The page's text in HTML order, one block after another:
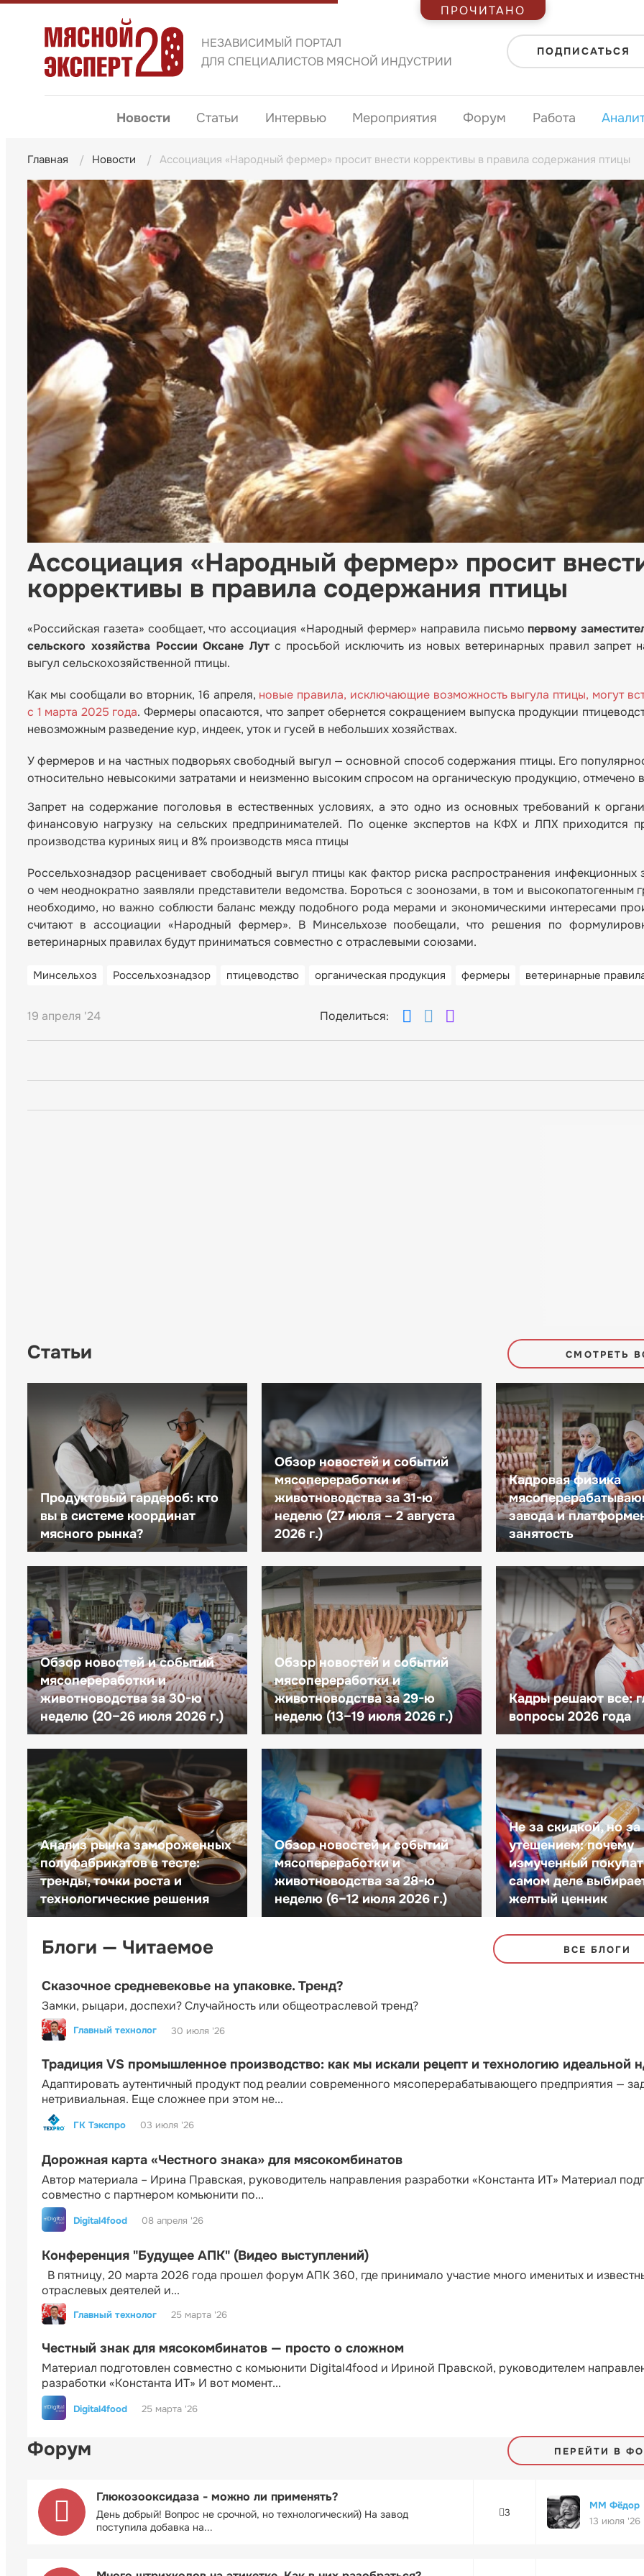
НЕЗАВИСИМЫЙ ПОРТАЛ
ДЛЯ СПЕЦИАЛИСТОВ МЯСНОЙ ИНДУСТРИИ
ПОДПИСАТЬСЯ
Новости Статьи Интервью Мероприятия Форум Работа
Главная Новости Ассоциация «Народный фермер» просит внести коррективы в правила содержания птицы
Ассоциация «Народный фермер» просит
коррективы в правила содержания птицы
«Российская газета» сообщает, что ассоциация «Народный фермер» направила письмопервому
сельского хозяйства России Оксане Лут с просьбой исключить из новых ветеринарных правил запрет
выгул сельскохозяйственной птицы.
Как мы сообщали во вторник, 16 апреля, новые правила, исключающие возможность выгула птицы, могут
с 1 марта 2025 года. Фермеры опасаются, что запрет обернется сокращением выпуска продукции
невозможным разведение кур, индеек, уток и гусей в небольших хозяйствах.
У фермеров и на частных подворьях свободный выгул — основной способ содержания птицы. Его
относительно невысокими затратами и неизменно высоким спросом на органическую продукцию, отмечено
Запрет на содержание поголовья в естественных условиях, а это одно из основных требований к
финансовую нагрузку на сельских предпринимателей. По оценке экспертов на КФХ и ЛПХ приходится
производства куриных яиц и 8% производств мяса птицы
Россельхознадзор расценивает свободный выгул птицы как фактор риска распространения инфекционных
о чем неоднократно заявляли представители ведомства. Бороться с зоонозами, в том и высокопатогенным
необходимо, но важно соблюсти баланс между подобного рода мерами и экономическими интересами
считают в ассоциации «Народный фермер». В Минсельхозе пообещали, что решения по
ветеринарных правилах будут приниматься совместно с отраслевыми союзами.
Минсельхоз Россельхознадзор птицеводство органическая продукция фермеры ветеринарные
19 апреля '24 Поделиться:
Статьи СМОТРЕТЬ
Продуктовый гардероб: кто
вы в системе координат
мясного рынка?
Обзор новостей и событий
мясопереработки и
животноводства за 31-ю
неделю (27 июля – 2 августа
2026 г.)
Кадровая физика
завода и
занятость
Обзор новостей и событий
мясопереработки и
животноводства за 30-ю
неделю (20–26 июля 2026 г.)
Обзор новостей и событий
мясопереработки и
животноводства за 29-ю
неделю (13–19 июля 2026 г.)
Кадры решают все:
вопросы 2026 года
Анализ рынка замороженных
полуфабрикатов в тесте:
тренды, точки роста и
технологические решения
Обзор новостей и событий
мясопереработки и
животноводства за 28-ю
неделю (6–12 июля 2026 г.)
Не за скидкой, но за
утешением: почему
измученный
самом деле
желтый ценник
Блоги — Читаемое ВСЕ БЛОГИ
Сказочное средневековье на упаковке. Тренд?
Замки, рыцари, доспехи? Случайность или общеотраслевой тренд?
Главный технолог 30 июля '26
Традиция VS промышленное производство: как мы искали рецепт и технологию идеальной
Адаптировать аутентичный продукт под реалии современного мясоперерабатывающего предприятия —
нетривиальная. Еще сложнее при этом не...
ГК Тэкспро 03 июля '26
Дорожная карта «Честного знака» для мясокомбинатов
Автор материала – Ирина Правская, руководитель направления разработки «Константа ИТ» Материал
совместно с партнером комьюнити по...
Digital4food 08 апреля '26
Конференция "Будущее АПК" (Видео выступлений)
В пятницу, 20 марта 2026 года прошел форум АПК 360, где принимало участие много именитых и
отраслевых деятелей и...
Главный технолог 25 марта '26
Честный знак для мясокомбинатов — просто о сложном
Материал подготовлен совместно с комьюнити Digital4food и Ириной Правской, руководителем
разработки «Константа ИТ» И вот момент...
Digital4food 25 марта '26
Форум ПЕРЕЙТИ В
Глюкозооксидаза - можно ли применять?
День добрый! Вопрос не срочной, но технологический) На завод
поступила добавка на...
3
ММ Фёдор
13 июля '26
ПРОЧИТАНО